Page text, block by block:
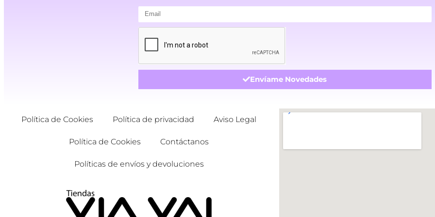
Envíame Novedades
Política de Cookies Política de privacidad Aviso Legal
Política de Cookies Contáctanos
Políticas de envíos y devoluciones